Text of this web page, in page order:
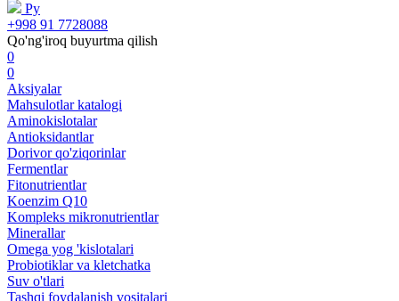
Ру
+998 91 7728088
Qo'ng'iroq buyurtma qilish
0
0
Aksiyalar
Mahsulotlar katalogi
Aminokislotalar
Antioksidantlar
Dorivor qo'ziqorinlar
Fermentlar
Fitonutrientlar
Koenzim Q10
Kompleks mikronutrientlar
Minerallar
Omega yog 'kislotalari
Probiotiklar va kletchatka
Suv o'tlari
Tashqi foydalanish vositalari